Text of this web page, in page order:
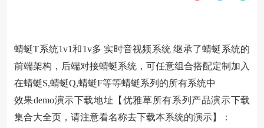
蜻蜓T系统1v1和1v多 实时音视频系统 继承了蜻蜓系统的
前端架构，后端对接蜻蜓系统，可任意组合搭配定制加入
在蜻蜓S,蜻蜓Q,蜻蜓F等等蜻蜓系列的所有系统中
效果demo演示下载地址【优雅草所有系列产品演示下载
集合大全页，请注意看名称去下载本系统的演示】：